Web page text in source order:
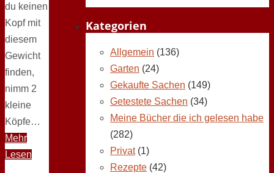
du keinen
Kopf mit
diesem
Gewicht
finden,
nimm 2
kleine
Köpfe…
Mehr
Lesen
Kategorien
Allgemein (136)
Garten (24)
Gekaufte Sachen (149)
Getestete Sachen (34)
Meine Bücher die ich gelesen habe
(282)
Privat(1)
Rezepte (42)